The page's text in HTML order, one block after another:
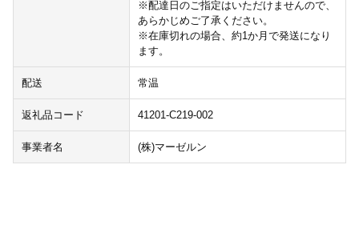
※配達日のご指定はいただけませんので、
あらかじめご了承ください。
※在庫切れの場合、約1か月で発送になり
ます。
配送 常温
返礼品コード 41201-C219-002
事業者名 (株)マーゼルン